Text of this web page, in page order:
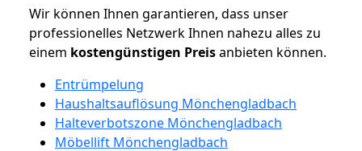
Wir können Ihnen garantieren, dass unser
professionelles Netzwerk Ihnen nahezu alles zu
einem kostengünstigen Preisanbieten können.
Entrümpelung
Haushaltsauflösung Mönchengladbach
Halteverbotszone Mönchengladbach
Möbellift Mönchengladbach